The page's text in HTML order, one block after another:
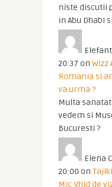
niste discutii
in Abu Dhabi
20:37 on
Romania si
va urma ?
Multa
vedem si
Bucuresti ?
Elena
20:00 on
Mic ghid de